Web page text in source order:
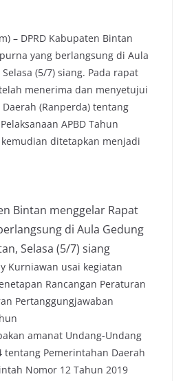
– DPRD Kabupaten Bintan
yang berlangsung di Aula
(5/7) siang. Pada rapat
menerima dan menyetujui
(Ranperda) tentang
APBD Tahun
ditetapkan menjadi
Bintan menggelar Rapat
di Aula Gedung
Selasa (5/7) siang
Kurniawan usai kegiatan
Rancangan Peraturan
Pertanggungjawaban
amanat Undang-Undang
tentang Pemerintahan Daerah
Nomor 12 Tahun 2019